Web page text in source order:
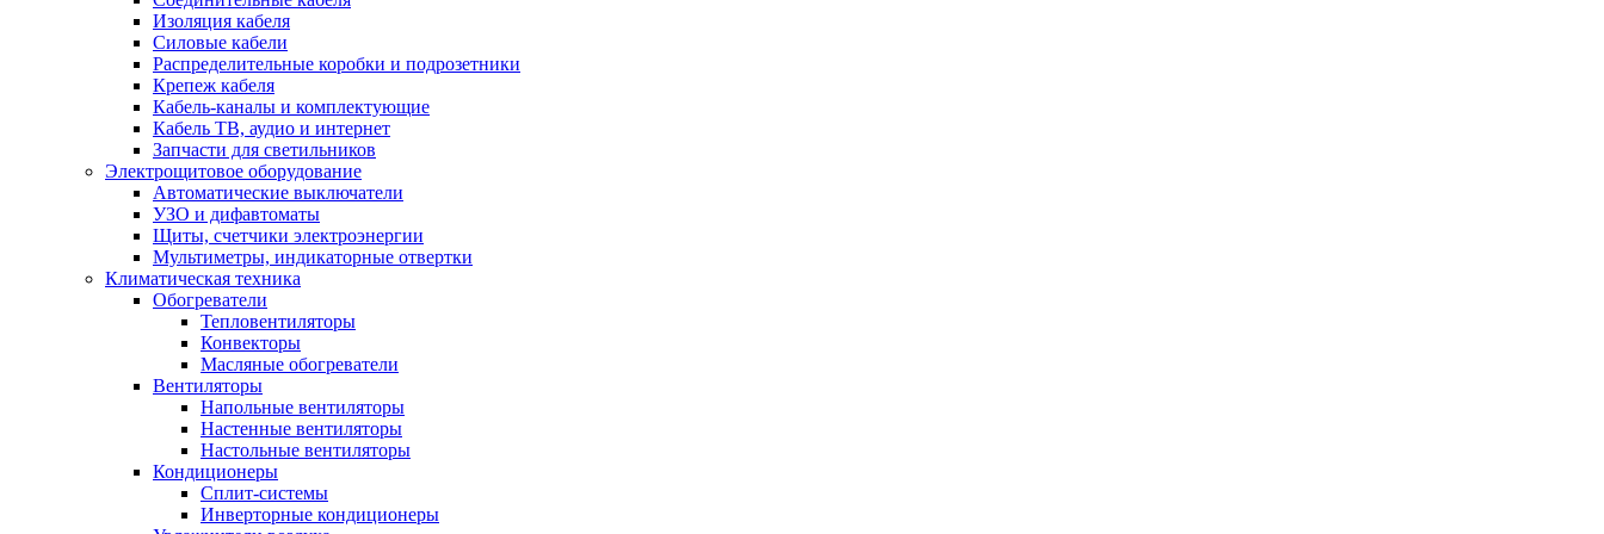
Изоляция кабеля
Силовые кабели
Распределительные коробки и подрозетники
Крепеж кабеля
Кабель-каналы и комплектующие
Кабель ТВ, аудио и интернет
Запчасти для светильников
Электрощитовое оборудование
Автоматические выключатели
УЗО и дифавтоматы
Щиты, счетчики электроэнергии
Мультиметры, индикаторные отвертки
Климатическая техника
Обогреватели
Тепловентиляторы
Конвекторы
Масляные обогреватели
Вентиляторы
Напольные вентиляторы
Настенные вентиляторы
Настольные вентиляторы
Кондиционеры
Сплит-системы
Инверторные кондиционеры